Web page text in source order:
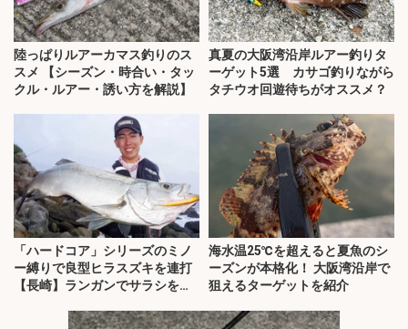
陸っぱりルアーカマス釣りのス
スメ 【シーズン・時合い・タッ
クル・ルアー・誘い方を解説】
真夏の大阪湾沿岸ルアー釣りタ
ーゲット5選 カサゴ釣りながら
タチウオ回遊待ちがオススメ？
「ハードコア」シリーズのミノ
ー縛りで良型ヒラスズキを連打
【長崎】ランガンでサラシを攻
海水温25℃を超えると夏魚のシ
ーズンが本格化！ 大阪湾沿岸で
狙えるターゲットを紹介